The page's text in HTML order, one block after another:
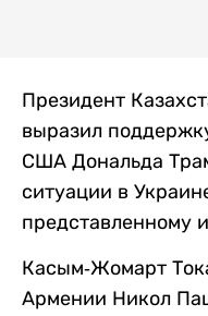
Президент
выразил
США Дональда
ситуации в
представленному
Касым-Жомарт
Армении Никол